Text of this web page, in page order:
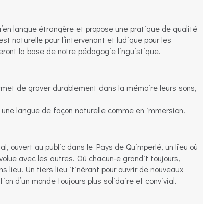
langue étrangère et propose une pratique de qualité
naturelle pour l’intervenant et ludique pour les
la base de notre pédagogie linguistique.
de graver durablement dans la mémoire leurs sons,
langue de façon naturelle comme en immersion.
ouvert au public dans le Pays de Quimperlé, un lieu où
avec les autres. Où chacun-e grandit toujours,
lieu. Un tiers lieu itinérant pour ouvrir de nouveaux
d’un monde toujours plus solidaire et convivial.